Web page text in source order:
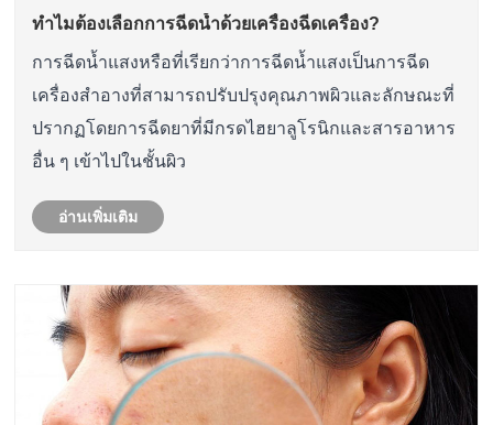
ทำไมต้องเลือกการฉีดน้ำด้วยเครื่องฉีดเครื่อง?
การฉีดน้ำแสงหรือที่เรียกว่าการฉีดน้ำแสงเป็นการฉีด
เครื่องสำอางที่สามารถปรับปรุงคุณภาพผิวและลักษณะที่
ปรากฏโดยการฉีดยาที่มีกรดไฮยาลูโรนิกและสารอาหาร
อื่น ๆ เข้าไปในชั้นผิว
อ่านเพิ่มเติม